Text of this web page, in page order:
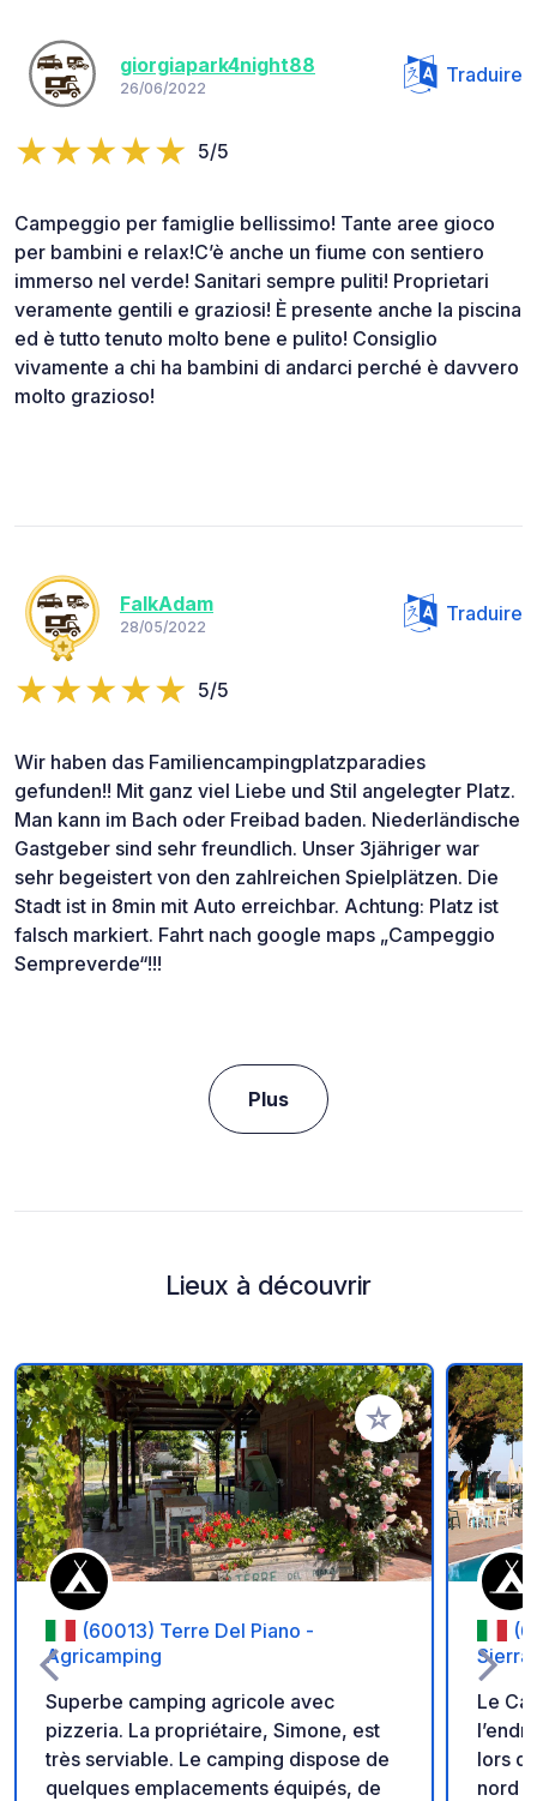
giorgiapark4night88
26/06/2022
Traduire
5/5
Campeggio per famiglie bellissimo! Tante aree gioco
per bambini e relax!C’è anche un fiume con sentiero
immerso nel verde! Sanitari sempre puliti! Proprietari
veramente gentili e graziosi! È presente anche la piscina
ed è tutto tenuto molto bene e pulito! Consiglio
vivamente a chi ha bambini di andarci perché è davvero
molto grazioso!
FalkAdam
28/05/2022
Traduire
5/5
Wir haben das Familiencampingplatzparadies
gefunden!! Mit ganz viel Liebe und Stil angelegter Platz.
Man kann im Bach oder Freibad baden. Niederländische
Gastgeber sind sehr freundlich. Unser 3jähriger war
sehr begeistert von den zahlreichen Spielplätzen. Die
Stadt ist in 8min mit Auto erreichbar. Achtung: Platz ist
falsch markiert. Fahrt nach google maps „Campeggio
Sempreverde“!!!
Plus
Lieux à découvrir
Ajouter à vos
(60013) Terre Del Piano -
Agricamping
Superbe camping agricole avec
pizzeria. La propriétaire, Simone, est
très serviable. Le camping dispose de
quelques emplacements équipés, de
Sierra
Le
lors
nord